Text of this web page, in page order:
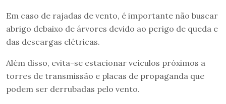
Em caso de rajadas de vento, é importante não buscar
abrigo debaixo de árvores devido ao perigo de queda e
das descargas elétricas.
Além disso, evita-se estacionar veículos próximos a
torres de transmissão e placas de propaganda que
podem ser derrubadas pelo vento.